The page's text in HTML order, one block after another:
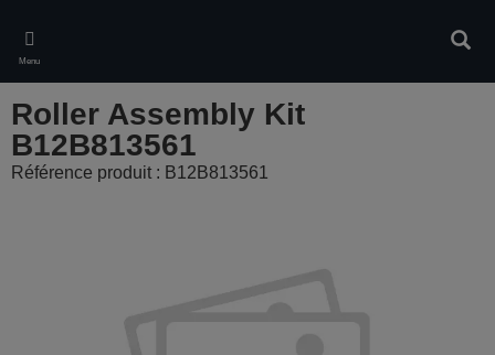
main
content
Menu
Roller Assembly Kit
B12B813561
Référence produit : B12B813561